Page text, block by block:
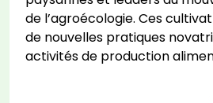
de l’agroécologie. Ces
de nouvelles pratiques
activités de production